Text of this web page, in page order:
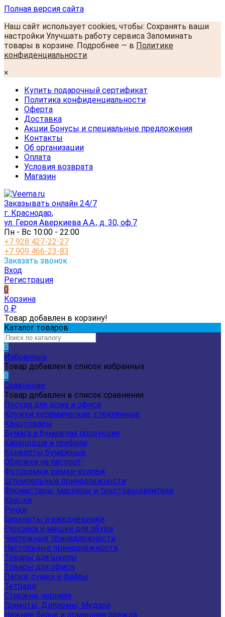
Полная версия сайта
Наш сайт использует cookies, чтобы: Сохранять ваши
настройки Улучшать работу сервиса Запоминать
товары в корзине. Подробнее — в Политике
конфиденциальности.
×
Купить подарочный сертификат
Политика конфиденциальности
Оферта
Доставка
Акции Бонусы и специальные предложения
Контакты
Об организации
Оплата
Условия возврата
Магазин
Заказывать онлайн 24/7
г. Краснодар,
ул. Героя Аверкиева А.А., д. 30, оф.7
Пн - Вс 10:00 - 22:00
+7 928 427-22-27
+7 909 466-23-83
Заказать звонок
Вход
Регистрация
0
Корзина
0 ₽
Товар добавлен в корзину!
Каталог товаров
0
Избранные
Товар добавлен в список избранных
0
Сравнение
Товар добавлен в список сравнения
Посуда для дома и офиса
Кружки керамические, стеклянные
Канцтовары
Бумага и бумажная продукция
Карандаши и грифели
Конверты бумажные
Обложки на паспорт
Фоторамки, рамки-коллаж
Штемпельные принадлежности
Фломастеры, маркеры и текстовыделители
Краски
Ручки
Блокноты и ежедневники
Рюкзаки и мешки для обуви
Чертежные принадлежности
Настольные принадлежности
Товары для школы
Товары для офиса
Папки, сумки и файлы
Тетради
Стержни, чернила
Грамоты, Дипломы, Медали
Нижнее белье и домашняя одежда